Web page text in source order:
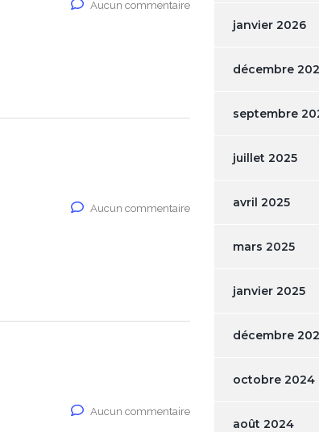
Aucun commentaire
Aucun commentaire
Aucun commentaire
janvier 2026
décembre
septembre
juillet 2025
avril 2025
mars 2025
janvier 2025
décembre
octobre 2024
août 2024